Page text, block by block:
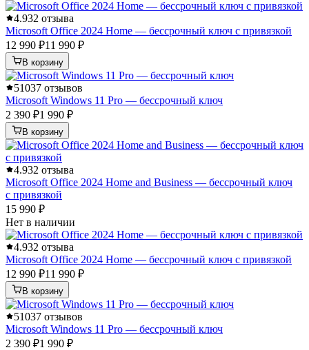
4.932 отзыва
Microsoft Office 2024 Home — бессрочный ключ с привязкой
12 990 ₽11 990 ₽
В корзину
51037 отзывов
Microsoft Windows 11 Pro — бессрочный ключ
2 390 ₽1 990 ₽
В корзину
4.932 отзыва
Microsoft Office 2024 Home and Business — бессрочный ключ
с привязкой
15 990 ₽
Нет в наличии
4.932 отзыва
Microsoft Office 2024 Home — бессрочный ключ с привязкой
12 990 ₽11 990 ₽
В корзину
51037 отзывов
Microsoft Windows 11 Pro — бессрочный ключ
2 390 ₽1 990 ₽